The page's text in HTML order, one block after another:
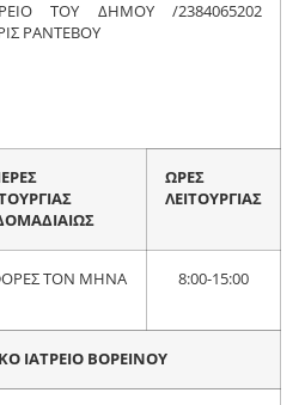
ΤΟΥ ΔΗΜΟΥ /2384065202
ΡΑΝΤΕΒΟΥ
ΩΡΕΣ
ΛΕΙΤΟΥΡΓΙΑΣ
ΤΟΝ ΜΗΝΑ 8:00-15:00
ΙΑΤΡΕΙΟ ΒΟΡΕΙΝΟΥ